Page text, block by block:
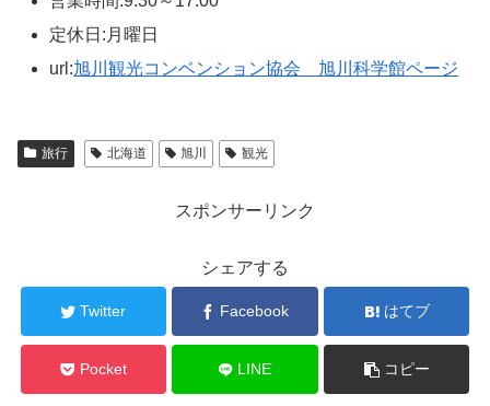
定休日:月曜日
url:旭川観光コンベンション協会 旭川科学館ページ
旅行 北海道 旭川 観光
スポンサーリンク
シェアする
Twitter Facebook はてブ
Pocket LINE コピー